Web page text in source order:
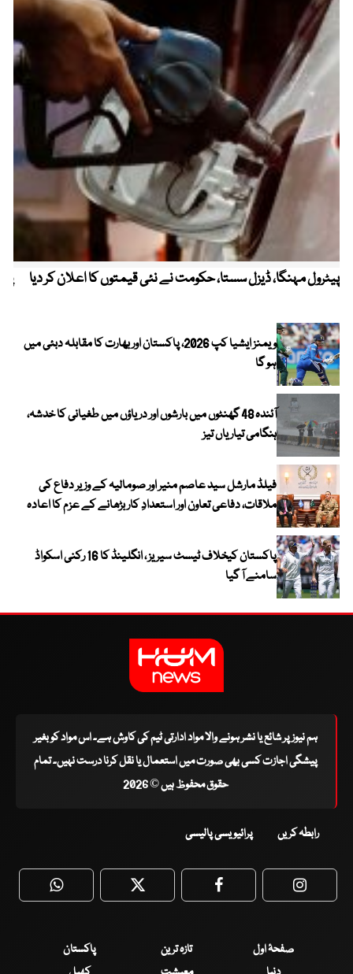
پیٹرول مہنگا، ڈیزل سستا، حکومت نے نئی قیمتوں کا اعلان کر دیا
ویمنز ایشیا کپ 2026، پاکستان اور بھارت کا مقابلہ دبئی میں
ہو گا
آئندہ 48 گھنٹوں میں بارشوں اور دریاؤں میں طغیانی کا خدشہ،
ہنگامی تیاریاں تیز
فیلڈ مارشل سید عاصم منیر اور صومالیہ کے وزیر دفاع کی
ملاقات، دفاعی تعاون اور استعدادِ کار بڑھانے کے عزم کا اعادہ
پاکستان کیخلاف ٹیسٹ سیریز ، انگلینڈ کا 16 رکنی اسکواڈ
سامنے آ گیا
ہم نیوز پر شائع یا نشر ہونے والا مواد ادارتی ٹیم کی کاوش ہے۔ اس مواد کو بغیر
پیشگی اجازت کسی بھی صورت میں استعمال یا نقل کرنا درست نہیں۔ تمام
حقوق محفوظ ہیں © 2026
رابطہ کریں پرائیویسی پالیسی
WhatsApp Twitter Facebook
صفحۂ اول تازہ ترین
پاکستان